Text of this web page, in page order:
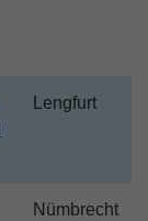
Lengfurt
Nümbrecht